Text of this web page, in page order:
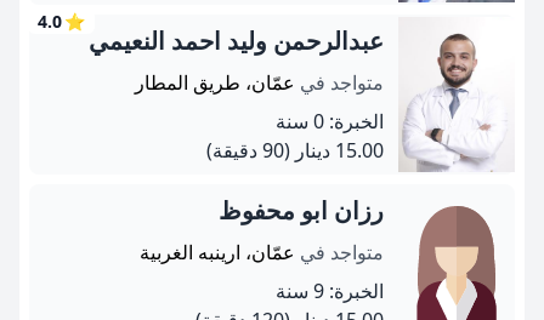
⭐
4.0
عبدالرحمن وليد احمد النعيمي
متواجد في عمّان، طريق المطار
الخبرة: 0 سنة
15.00 دينار
(90 دقيقة)
رزان ابو محفوظ
متواجد في عمّان، ارينبه الغربية
الخبرة: 9 سنة